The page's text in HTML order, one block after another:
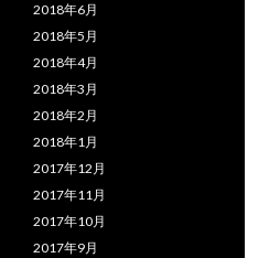
2018年6月
2018年5月
2018年4月
2018年3月
2018年2月
2018年1月
2017年12月
2017年11月
2017年10月
2017年9月